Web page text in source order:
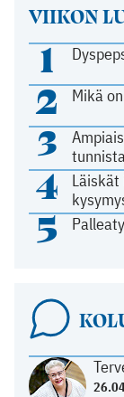
VIIKON
1
2 Mikä
3
4
5